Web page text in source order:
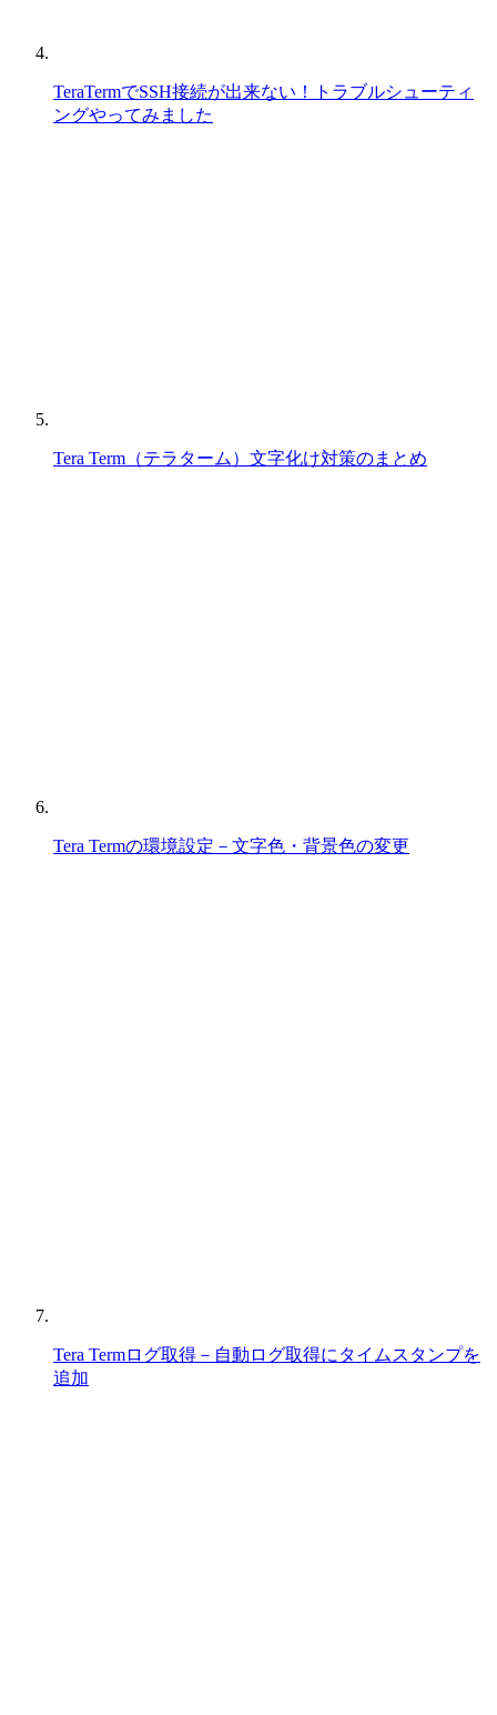
TeraTermでSSH接続が出来ない！トラブルシューティ
ングやってみました
Tera Term（テラターム）文字化け対策のまとめ
Tera Termの環境設定－文字色・背景色の変更
Tera Termログ取得－自動ログ取得にタイムスタンプを
追加